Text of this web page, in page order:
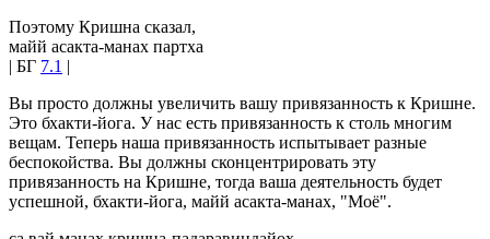
Поэтому Кришна сказал,
майй асакта-манах партха
| БГ 7.1 |
Вы просто должны увеличить вашу привязанность к Кришне.
Это бхакти-йога. У нас есть привязанность к столь многим
вещам. Теперь наша привязанность испытывает разные
беспокойства. Вы должны сконцентрировать эту
привязанность на Кришне, тогда ваша деятельность будет
успешной, бхакти-йога, майй асакта-манах, "Моё".